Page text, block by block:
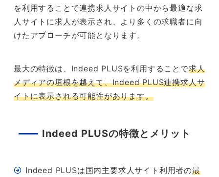
を利用することで連携求人サイトの中から最適な求
人サイトに求人が表示され、より多くの求職者に向
けたアプローチが可能となります。
最大の特徴は、Indeed PLUSを利用することで求人
メディアの垣根を越えて、Indeed PLUS連携求人サ
イトに表示される可能性があります。
Indeed PLUSの特徴とメリット
Indeed PLUSは国内主要求人サイト利用者の最